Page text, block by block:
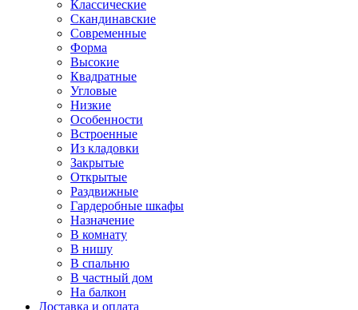
Классические
Скандинавские
Современные
Форма
Высокие
Квадратные
Угловые
Низкие
Особенности
Встроенные
Из кладовки
Закрытые
Открытые
Раздвижные
Гардеробные шкафы
Назначение
В комнату
В нишу
В спальню
В частный дом
На балкон
Доставка и оплата